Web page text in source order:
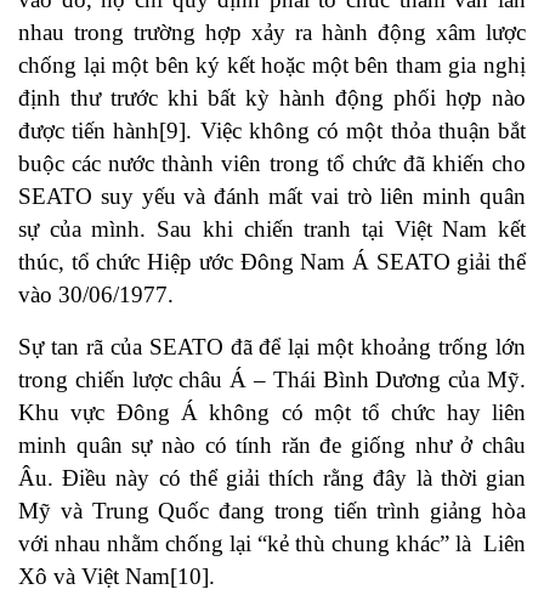
nhau trong trường hợp xảy ra hành động xâm lược
chống lại một bên ký kết hoặc một bên tham gia nghị
định thư trước khi bất kỳ hành động phối hợp nào
được tiến hành[9]. Việc không có một thỏa thuận bắt
buộc các nước thành viên trong tổ chức đã khiến cho
SEATO suy yếu và đánh mất vai trò liên minh quân
sự của mình. Sau khi chiến tranh tại Việt Nam kết
thúc, tổ chức Hiệp ước Đông Nam Á SEATO giải thể
vào 30/06/1977.
Sự tan rã của SEATO đã để lại một khoảng trống lớn
trong chiến lược châu Á – Thái Bình Dương của Mỹ.
Khu vực Đông Á không có một tổ chức hay liên
minh quân sự nào có tính răn đe giống như ở châu
Âu. Điều này có thể giải thích rằng đây là thời gian
Mỹ và Trung Quốc đang trong tiến trình giảng hòa
với nhau nhằm chống lại “kẻ thù chung khác” là Liên
Xô và Việt Nam[10].